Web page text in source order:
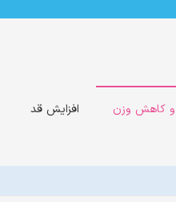
و کاهش وزن افزایش قد